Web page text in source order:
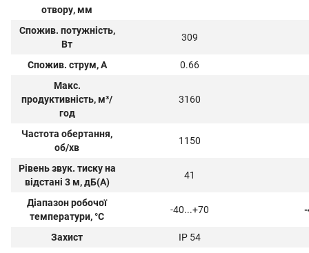
отвору, мм
Спожив. потужність,
Вт
309
Спожив. струм, А
0.66
Макс.
продуктивність, м³/
год
3160
Частота обертання,
об/хв
1150
Рівень звук. тиску на
відстані 3 м, дБ(А)
41
Діапазон робочої
температури, °C
-40...+70
Захист
IP 54